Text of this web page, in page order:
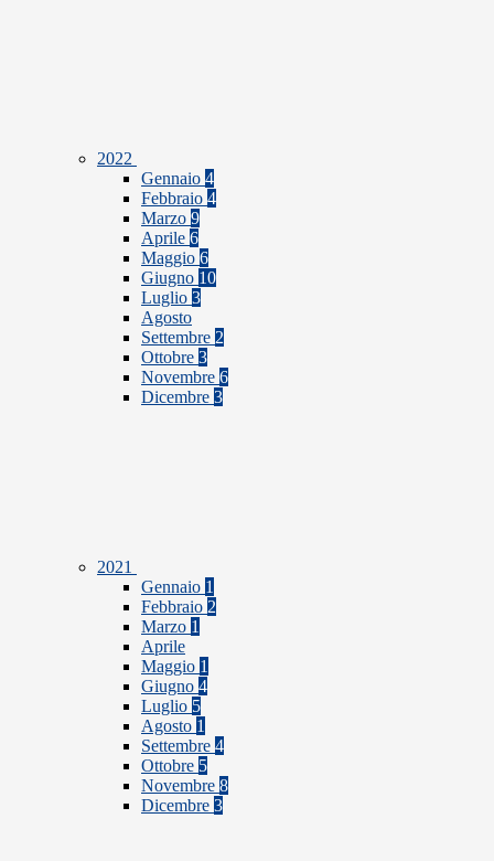
2022
Gennaio 4
Febbraio 4
Marzo 9
Aprile 6
Maggio 6
Giugno 10
Luglio 3
Agosto
Settembre 2
Ottobre 3
Novembre 6
Dicembre 3
2021
Gennaio 1
Febbraio 2
Marzo 1
Aprile
Maggio 1
Giugno 4
Luglio 5
Agosto 1
Settembre 4
Ottobre 5
Novembre 8
Dicembre 3